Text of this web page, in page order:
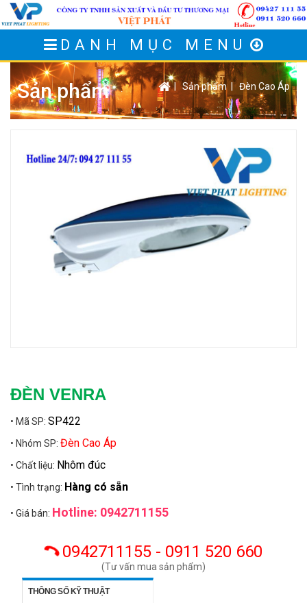
DANH MỤC MENU
Sản phẩm |Sản phẩm| Đèn Cao Áp
ĐÈN VENRA
• Mã SP: SP422
• Nhóm SP: Đèn Cao Áp
• Chất liệu: Nhôm đúc
• Tình trạng: Hàng có sẵn
• Giá bán: Hotline: 0942711155
0942711155 - 0911 520 660
(Tư vấn mua sản phẩm)
THÔNG SỐ KỸ THUẬT